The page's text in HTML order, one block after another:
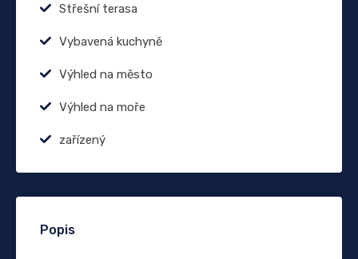
Střešní terasa
Vybavená kuchyně
Výhled na město
Výhled na moře
zařízený
Popis